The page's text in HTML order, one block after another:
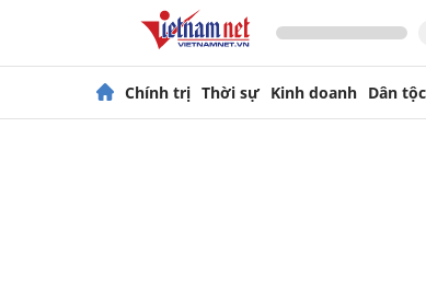
Chính trị Thời sự Kinh doanh Dân